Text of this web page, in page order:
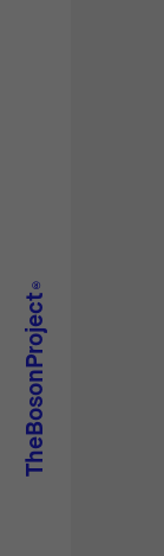
TheBosonProject
®